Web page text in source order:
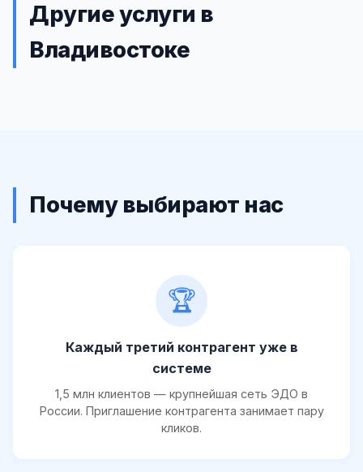
Другие услуги в
Владивостоке
Почему выбирают нас
🏆
Каждый третий контрагент уже в
системе
1,5 млн клиентов — крупнейшая сеть ЭДО в
России. Приглашение контрагента занимает пару
кликов.